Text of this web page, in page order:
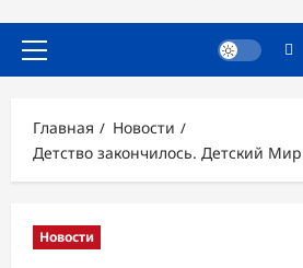
Основное
Главная
Новости
Детство закончилось. Детский
Новости